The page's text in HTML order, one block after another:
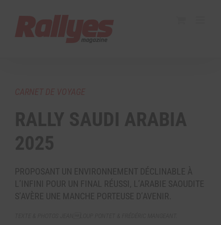
PROPOSANT UN ENVIRONNEMENT DÉCLINABLE À
L’INFINI POUR UN FINAL RÉUSSI, L’ARABIE SAOUDITE
S’AVÈRE UNE MANCHE PORTEUSE D’AVENIR.